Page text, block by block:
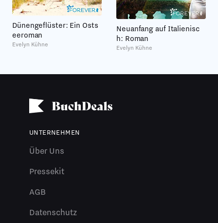
Dünengeflüster: Ein Osts
eeroman
Evelyn Kühne
Neuanfang auf Italienisc
h: Roman
Evelyn Kühne
UNTERNEHMEN
Über Uns
Pressekit
AGB
Datenschutz